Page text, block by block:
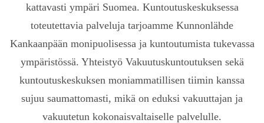
kattavasti ympäri Suomea. Kuntoutuskeskuksessa
toteutettavia palveluja tarjoamme Kunnonlähde
Kankaanpään monipuolisessa ja kuntoutumista tukevassa
ympäristössä. Yhteistyö Vakuutuskuntoutuksen sekä
kuntoutuskeskuksen moniammatillisen tiimin kanssa
sujuu saumattomasti, mikä on eduksi vakuuttajan ja
vakuutetun kokonaisvaltaiselle palvelulle.